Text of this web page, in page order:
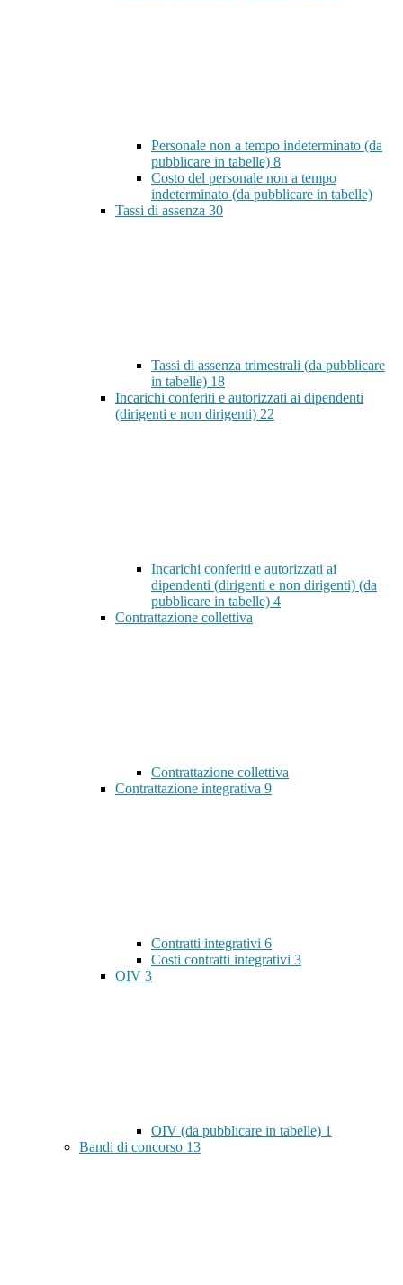
Personale non a tempo indeterminato (da
pubblicare in tabelle) 8
Costo del personale non a tempo
indeterminato (da pubblicare in tabelle)
Tassi di assenza 30
Tassi di assenza trimestrali (da pubblicare
in tabelle) 18
Incarichi conferiti e autorizzati ai dipendenti
(dirigenti e non dirigenti) 22
Incarichi conferiti e autorizzati ai
dipendenti (dirigenti e non dirigenti) (da
pubblicare in tabelle) 4
Contrattazione collettiva
Contrattazione collettiva
Contrattazione integrativa 9
Contratti integrativi 6
Costi contratti integrativi 3
OIV 3
OIV (da pubblicare in tabelle) 1
Bandi di concorso 13